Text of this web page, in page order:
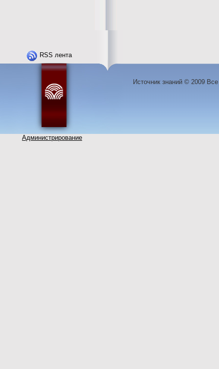
RSS лента
Администрирование
Источник знаний © 2009